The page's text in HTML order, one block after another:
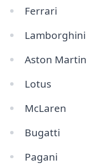
Ferrari
Lamborghini
Aston Martin
Lotus
McLaren
Bugatti
Pagani